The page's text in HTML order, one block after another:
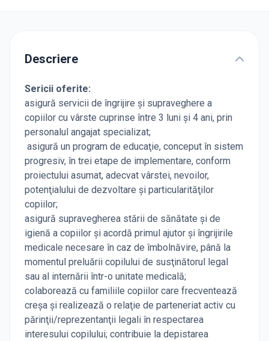
Descriere
Sericii oferite:
asigură servicii de îngrijire şi supraveghere a
copiilor cu vârste cuprinse între 3 luni şi 4 ani, prin
personalul angajat specializat;
asigură un program de educaţie, conceput în sistem
progresiv, în trei etape de implementare, conform
proiectului asumat, adecvat vârstei, nevoilor,
potenţialului de dezvoltare şi particularităţilor
copiilor;
asigură supravegherea stării de sănătate şi de
igienă a copiilor şi acordă primul ajutor şi îngrijirile
medicale necesare în caz de îmbolnăvire, până la
momentul preluării copilului de susţinătorul legal
sau al internării într-o unitate medicală;
colaborează cu familiile copiilor care frecventează
creşa şi realizează o relaţie de parteneriat activ cu
părinţii/reprezentanţii legali în respectarea
interesului copilului; contribuie la depistarea